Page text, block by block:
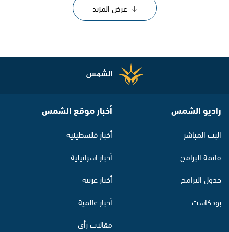
عرض المزيد
راديو الشمس
البث المباشر
قائمة البرامج
جدول البرامج
بودكاست
أخبار موقع الشمس
أخبار فلسطينية
أخبار اسرائيلية
أخبار عربية
أخبار عالمية
مقالات رأي